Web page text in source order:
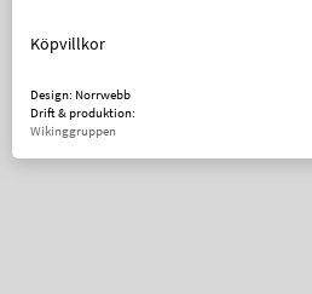
Köpvillkor
Design: Norrwebb
Drift & produktion:
Wikinggruppen